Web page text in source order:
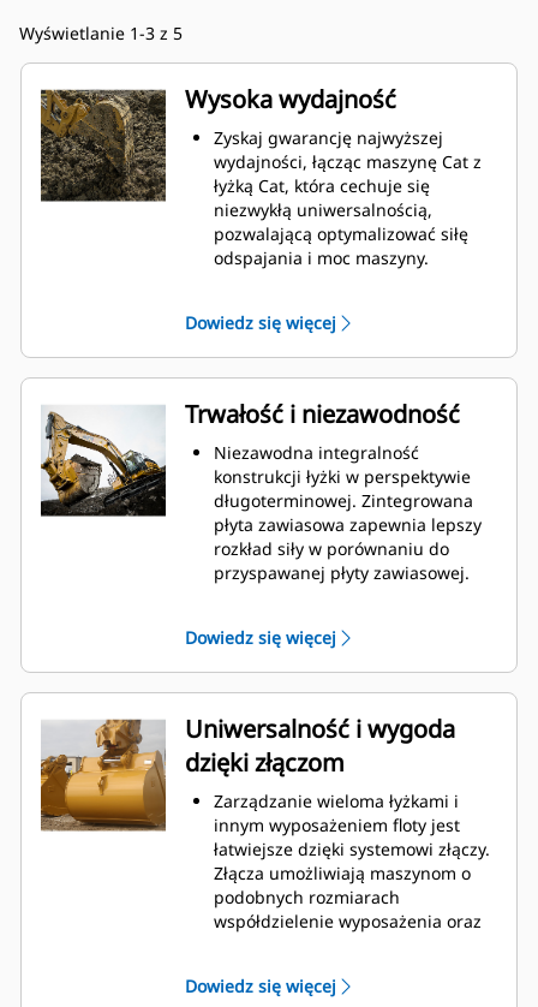
Wyświetlanie 1-3 z 5
Wysoka wydajność
Zyskaj gwarancję najwyższej
wydajności, łącząc maszynę Cat z
łyżką Cat, która cechuje się
niezwykłą uniwersalnością,
pozwalającą optymalizować siłę
odspajania i moc maszyny.
materiału na łyżkę. Zwiększony
prześwit lemiesza zapewnia
zmniejszony opór dolnej części
łyżki, co obniża koszty związane z
konserwacją.
Zużycie paliwa jest najwyższe
podczas kopania. Łyżki Cat
gwarantują szybkie cięcie
materiału w celu zwiększenia
ogólnej wydajności pracy maszyny.
Możesz załadować większą ilość
pozwalają utrzymać większość
materiału w łyżce podczas każdego
załadunku.
Dowiedz się więcej
Trwałość i niezawodność
Niezawodna integralność
konstrukcji łyżki w perspektywie
długoterminowej. Zintegrowana
płyta zawiasowa zapewnia lepszy
rozkład siły w porównaniu do
przyspawanej płyty zawiasowej.
odpornej na ścieranie stali,
zwłaszcza w przypadku
podzespołów podatnych na
nadmierne zużycie.
Chroń najważniejsze, podatne na
zużycie obszary łyżki za pomocą
osprzętu do prac ziemnych (GET)
Cat.
Zwiększ produkcję w
wymagających zastosowaniach,
ułatw penetrację podczas
stertowania i skróć czas trwania
cyklu za pomocą systemu Cat®
Montuj i demontuj końcówki
Dowiedz się więcej
Uniwersalność i wygoda
dzięki złączom
Zarządzanie wieloma łyżkami i
innym wyposażeniem floty jest
łatwiejsze dzięki systemowi złączy.
Złącza umożliwiają maszynom o
podobnych rozmiarach
współdzielenie wyposażenia oraz
Łyżki, które można zamocować
Dowiedz się więcej